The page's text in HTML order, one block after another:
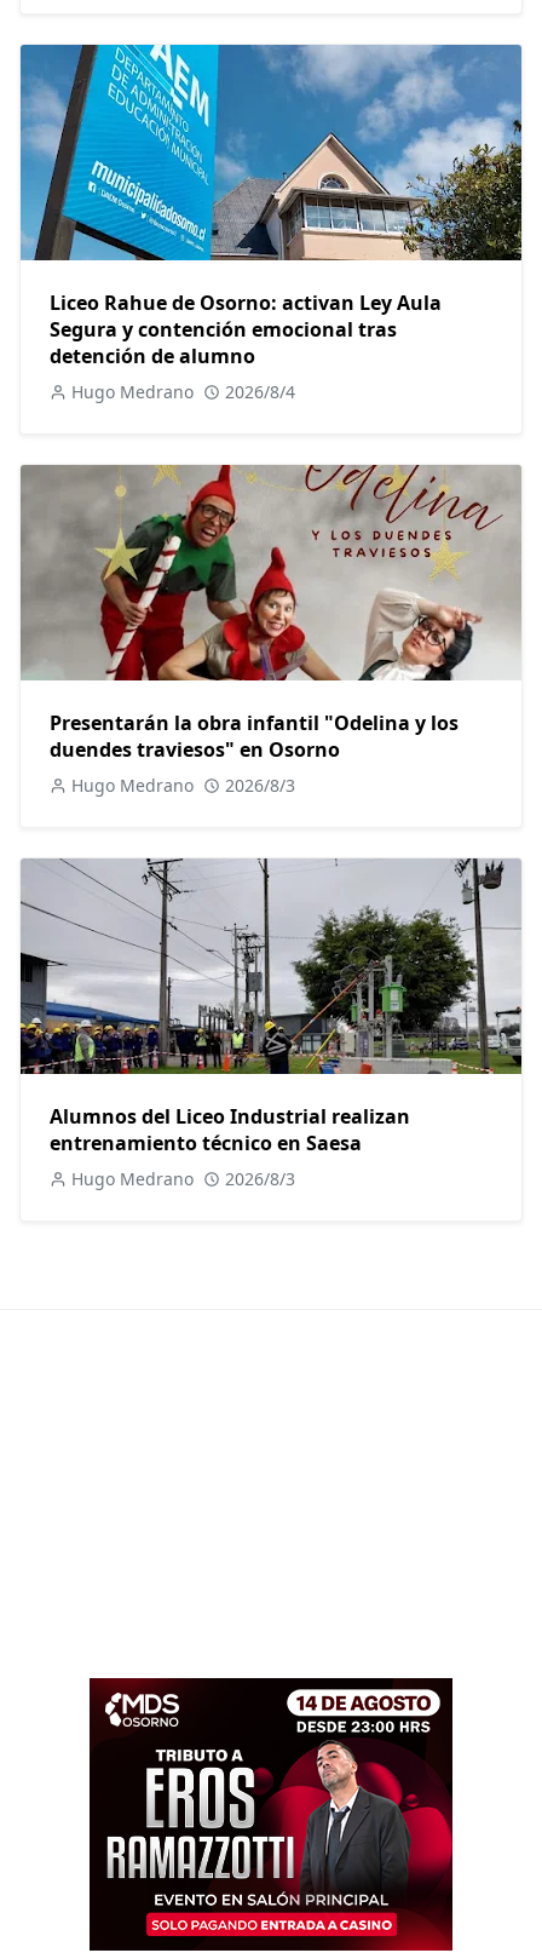
Liceo Rahue de Osorno: activan Ley Aula
Segura y contención emocional tras
detención de alumno
Hugo Medrano 2026/8/4
Presentarán la obra infantil "Odelina y los
duendes traviesos" en Osorno
Hugo Medrano 2026/8/3
Alumnos del Liceo Industrial realizan
entrenamiento técnico en Saesa
Hugo Medrano 2026/8/3